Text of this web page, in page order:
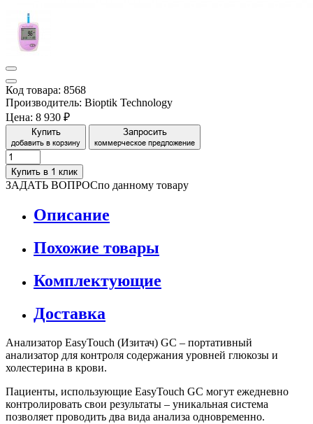
Код товара: 8568
Производитель: Bioptik Technology
Цена: 8 930 ₽
Купить
добавить в корзину
Запросить
коммерческое предложение
Купить в 1 клик
ЗАДАТЬ ВОПРОСпо данному товару
Описание
Похожие товары
Комплектующие
Доставка
Анализатор EasyTouch (Изитач) GC – портативный
анализатор для контроля содержания уровней глюкозы и
холестерина в крови.
Пациенты, использующие EasyTouch GC могут ежедневно
контролировать свои результаты – уникальная система
позволяет проводить два вида анализа одновременно.